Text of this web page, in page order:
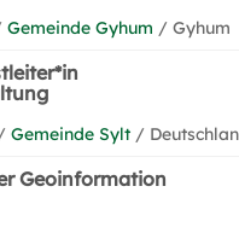
Gemeinde Gyhum / Gyhum
Gemeinde Sylt /
Geoinformation